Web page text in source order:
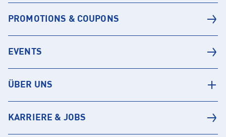
PROMOTIONS & COUPONS
EVENTS
ÜBER UNS
KARRIERE & JOBS